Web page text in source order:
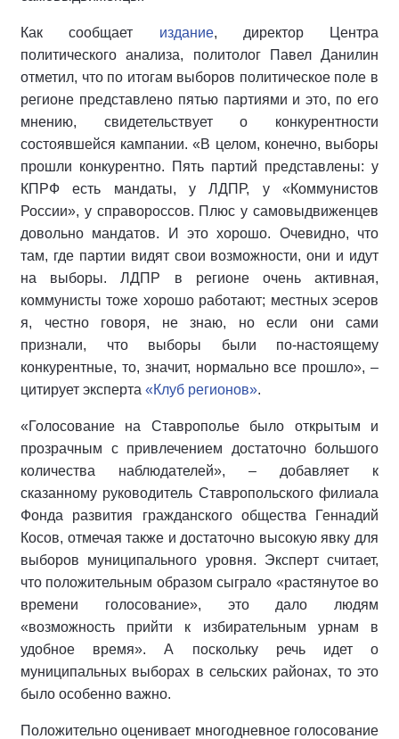
Как сообщает издание, директор Центра
политического анализа, политолог Павел Данилин
отметил, что по итогам выборов политическое поле в
регионе представлено пятью партиями и это, по его
мнению, свидетельствует о конкурентности
состоявшейся кампании. «В целом, конечно, выборы
прошли конкурентно. Пять партий представлены: у
КПРФ есть мандаты, у ЛДПР, у «Коммунистов
России», у справороссов. Плюс у самовыдвиженцев
довольно мандатов. И это хорошо. Очевидно, что
там, где партии видят свои возможности, они и идут
на выборы. ЛДПР в регионе очень активная,
коммунисты тоже хорошо работают; местных эсеров
я, честно говоря, не знаю, но если они сами
признали, что выборы были по-настоящему
конкурентные, то, значит, нормально все прошло», –
цитирует эксперта «Клуб регионов».
«Голосование на Ставрополье было открытым и
прозрачным с привлечением достаточно большого
количества наблюдателей», – добавляет к
сказанному руководитель Ставропольского филиала
Фонда развития гражданского общества Геннадий
Косов, отмечая также и достаточно высокую явку для
выборов муниципального уровня. Эксперт считает,
что положительным образом сыграло «растянутое во
времени голосование», это дало людям
«возможность прийти к избирательным урнам в
удобное время». А поскольку речь идет о
муниципальных выборах в сельских районах, то это
было особенно важно.
Положительно оценивает многодневное голосование